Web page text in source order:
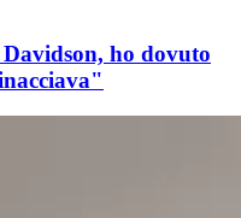
ho dovuto